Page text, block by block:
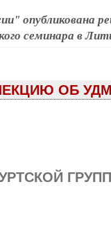
опубликована
семинара в
ОБ